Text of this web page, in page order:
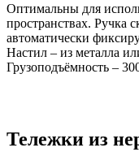
Оптимальны для
пространствах. Ручка
автоматически
Настил – из металла
Грузоподъёмность –
Тележки из